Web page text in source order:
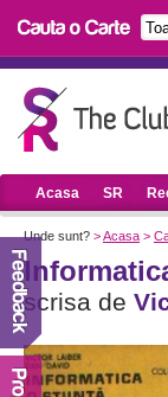
Acasa SR
Unde sunt? >Acasa >
scrisa de